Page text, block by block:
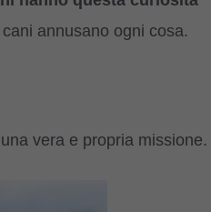
annusano ogni cosa.
vera e propria missione.